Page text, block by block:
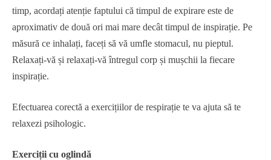
timp, acordați atenție faptului că timpul de expirare este de
aproximativ de două ori mai mare decât timpul de inspirație. Pe
măsură ce inhalați, faceți să vă umfle stomacul, nu pieptul.
Relaxați-vă și relaxați-vă întregul corp și mușchii la fiecare
inspirație.
Efectuarea corectă a exercițiilor de respirație te va ajuta să te
relaxezi psihologic.
Exerciții cu oglindă